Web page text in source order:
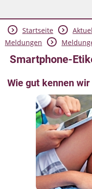
Startseite
Meldungen
Smartphone-
Wie gut kennen